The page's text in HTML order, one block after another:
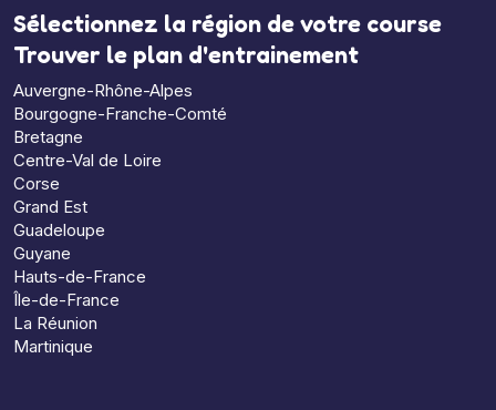
Sélectionnez la région de votre course
Trouver le plan d'entrainement
Auvergne-Rhône-Alpes
Bourgogne-Franche-Comté
Bretagne
Centre-Val de Loire
Corse
Grand Est
Guadeloupe
Guyane
Hauts-de-France
Île-de-France
La Réunion
Martinique